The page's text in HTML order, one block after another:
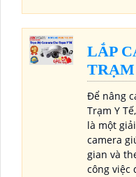
LẮP
Để nâng
Trạm Y
là một
camera
gian và
công việc